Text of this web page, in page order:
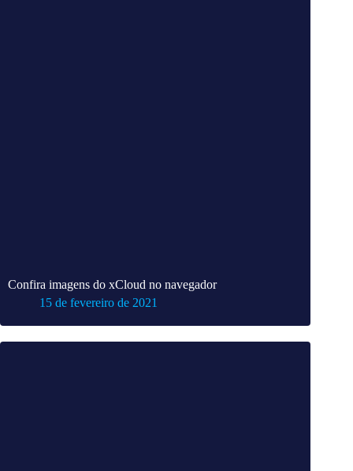
Confira imagens do xCloud no navegador
15 de fevereiro de 2021